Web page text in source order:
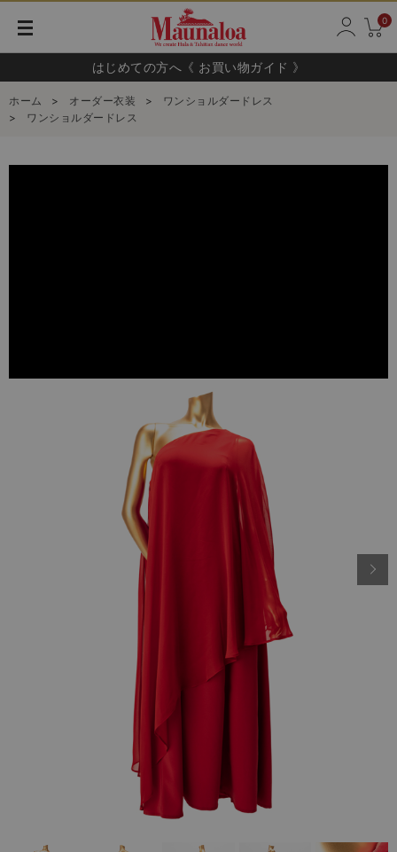
0
はじめての方へ《 お買い物ガイド 》
ホーム > オーダー衣装 >
ワンショルダードレス
>
ワンショルダードレス